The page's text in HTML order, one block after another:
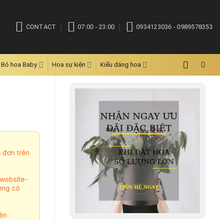
CONTACT 07:00 - 23:00 0934123036 - 0989578353
Bó hoa Baby Hoa sự kiện Kiểu dáng hoa
đơn trên
có